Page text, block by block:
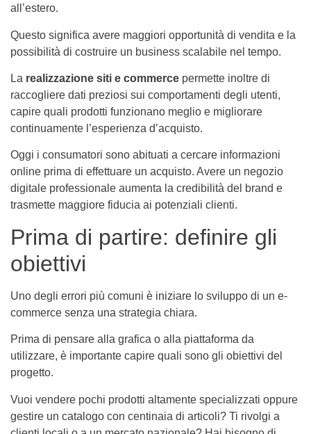
all’estero.
Questo significa avere maggiori opportunità di vendita e la
possibilità di costruire un business scalabile nel tempo.
La realizzazione siti e commerce permette inoltre di
raccogliere dati preziosi sui comportamenti degli utenti,
capire quali prodotti funzionano meglio e migliorare
continuamente l’esperienza d’acquisto.
Oggi i consumatori sono abituati a cercare informazioni
online prima di effettuare un acquisto. Avere un negozio
digitale professionale aumenta la credibilità del brand e
trasmette maggiore fiducia ai potenziali clienti.
Prima di partire: definire gli
obiettivi
Uno degli errori più comuni è iniziare lo sviluppo di un e-
commerce senza una strategia chiara.
Prima di pensare alla grafica o alla piattaforma da
utilizzare, è importante capire quali sono gli obiettivi del
progetto.
Vuoi vendere pochi prodotti altamente specializzati oppure
gestire un catalogo con centinaia di articoli? Ti rivolgi a